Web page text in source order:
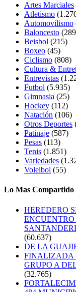
Artes Marciales
Atletismo
Automovilismo
Baloncesto
Beisbol (215)
Boxeo (45)
Ciclismo (808)
Cultura &
Entrevistas
Futbol (5.935)
Gimnasia (25)
Hockey (112)
Natación (106)
Otros Deportes
Patinaje (587)
Pesas (113)
Tenis (1.851)
Variedades
Voleibol (55)
Lo Mas Compartido
HEREDERO
(60.637)
DE LA
FINALIZADA
GRUPO A
(32.765)